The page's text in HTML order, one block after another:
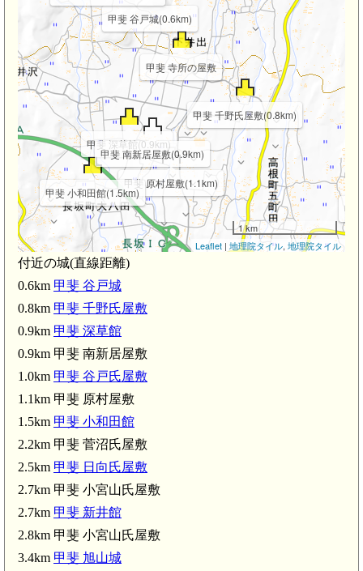
甲斐 寺所の屋敷
甲斐 谷戸城(0.6km)
甲斐 千野氏屋敷(0.8km)
甲斐 深草館(0.9km)
甲斐 南新居屋敷(0.9km)
甲斐 原村屋敷(1.1km)
甲斐 小和田館(1.5km)
甲
甲斐 長閑屋敷(4.4km)
1 km
Leaflet | 地理院タイル, 地理院タイル
付近の城(直線距離)
0.6km 甲斐 谷戸城
0.8km 甲斐 千野氏屋敷
0.9km 甲斐 深草館
0.9km 甲斐 南新居屋敷
1.0km 甲斐 谷戸氏屋敷
1.1km 甲斐 原村屋敷
1.5km 甲斐 小和田館
2.2km 甲斐 菅沼氏屋敷
2.5km 甲斐 日向氏屋敷
2.7km 甲斐 小宮山氏屋敷
2.7km 甲斐 新井館
2.8km 甲斐 小宮山氏屋敷
3.4km 甲斐 旭山城